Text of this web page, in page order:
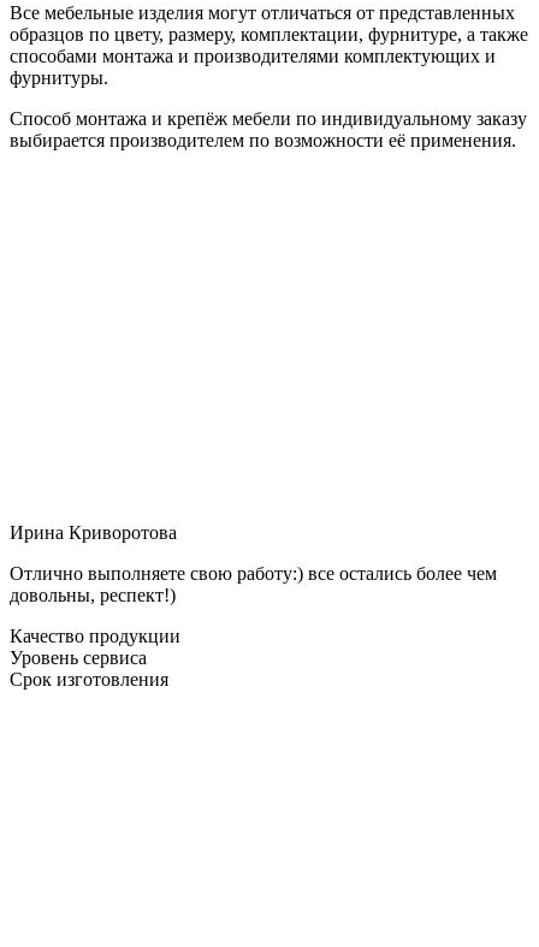
Все мебельные изделия могут отличаться от представленных
образцов по цвету, размеру, комплектации, фурнитуре, а также
способами монтажа и производителями комплектующих и
фурнитуры.
Способ монтажа и крепёж мебели по индивидуальному заказу
выбирается производителем по возможности её применения.
Ирина Криворотова
Отлично выполняете свою работу:) все остались более чем
довольны, респект!)
Качество продукции
Уровень сервиса
Срок изготовления